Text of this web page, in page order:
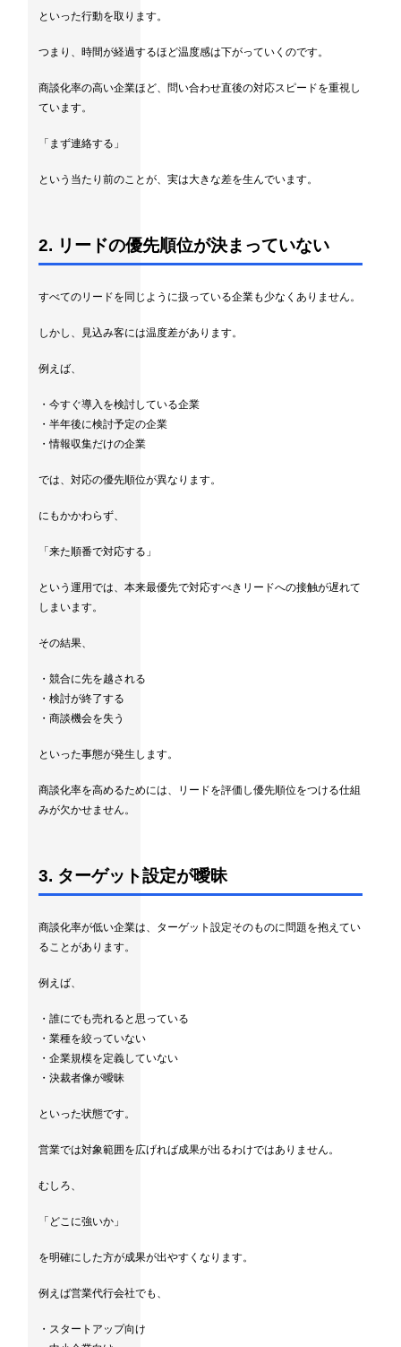
といった行動を取ります。
つまり、時間が経過するほど温度感は下がっていくのです。
商談化率の高い企業ほど、問い合わせ直後の対応スピードを重視し
ています。
「まず連絡する」
という当たり前のことが、実は大きな差を生んでいます。
2. リードの優先順位が決まっていない
すべてのリードを同じように扱っている企業も少なくありません。
しかし、見込み客には温度差があります。
例えば、
・今すぐ導入を検討している企業
・半年後に検討予定の企業
・情報収集だけの企業
では、対応の優先順位が異なります。
にもかかわらず、
「来た順番で対応する」
という運用では、本来最優先で対応すべきリードへの接触が遅れて
しまいます。
その結果、
・競合に先を越される
・検討が終了する
・商談機会を失う
といった事態が発生します。
商談化率を高めるためには、リードを評価し優先順位をつける仕組
みが欠かせません。
3. ターゲット設定が曖昧
商談化率が低い企業は、ターゲット設定そのものに問題を抱えてい
ることがあります。
例えば、
・誰にでも売れると思っている
・業種を絞っていない
・企業規模を定義していない
・決裁者像が曖昧
といった状態です。
営業では対象範囲を広げれば成果が出るわけではありません。
むしろ、
「どこに強いか」
を明確にした方が成果が出やすくなります。
例えば営業代行会社でも、
・スタートアップ向け